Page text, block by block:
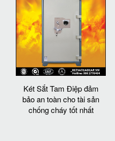
Két Sắt Tam Điệp đảm
bảo an toàn cho tài sản
chống cháy tốt nhất